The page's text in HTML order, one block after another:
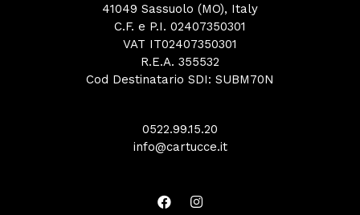
41049 Sassuolo (MO), Italy
C.F. e P.I. 02407350301
VAT IT02407350301
R.E.A. 355532
Cod Destinatario SDI: SUBM70N
0522.99.15.20
info@cartucce.it